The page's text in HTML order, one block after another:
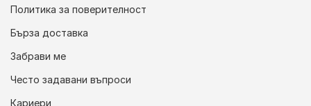
Политика за поверителност
Бърза доставка
Забрави ме
Често задавани въпроси
Кариери